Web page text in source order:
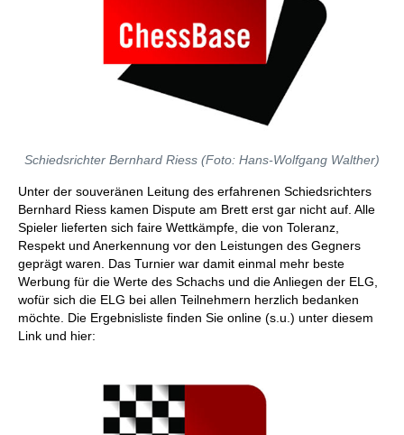
Schiedsrichter Bernhard Riess (Foto: Hans-Wolfgang Walther)
Unter der souveränen Leitung des erfahrenen Schiedsrichters
Bernhard Riess kamen Dispute am Brett erst gar nicht auf. Alle
Spieler lieferten sich faire Wettkämpfe, die von Toleranz,
Respekt und Anerkennung vor den Leistungen des Gegners
geprägt waren. Das Turnier war damit einmal mehr beste
Werbung für die Werte des Schachs und die Anliegen der ELG,
wofür sich die ELG bei allen Teilnehmern herzlich bedanken
möchte. Die Ergebnisliste finden Sie online (s.u.) unter diesem
Link und hier: